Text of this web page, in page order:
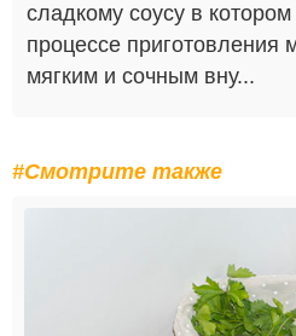
сладкому соусу в
процессе приготовления
мягким и сочным вну...
#Смотрите также